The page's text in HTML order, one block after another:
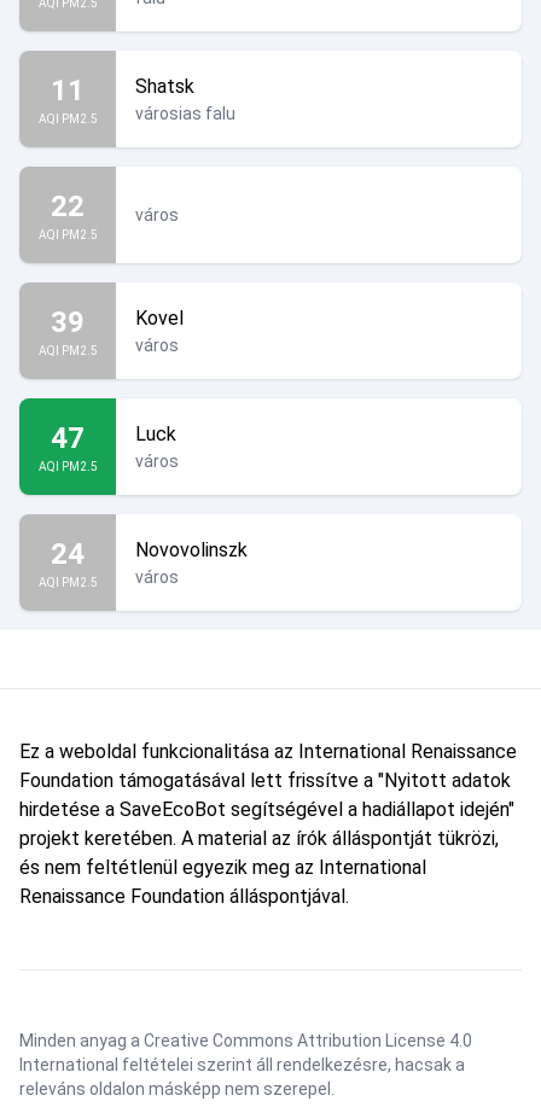
11
AQI PM2.5
Shatsk
városias falu
22
AQI PM2.5
város
39
AQI PM2.5
Kovel
város
47
AQI PM2.5
Luck
város
24
AQI PM2.5
Novovolinszk
város
Ez a weboldal funkcionalitása az International Renaissance
Foundation támogatásával lett frissítve a "Nyitott adatok
hirdetése a SaveEcoBot segítségével a hadiállapot idején"
projekt keretében. A material az írók álláspontját tükrözi,
és nem feltétlenül egyezik meg az International
Renaissance Foundation álláspontjával.
Minden anyag a Creative Commons Attribution License 4.0
International feltételei szerint áll rendelkezésre, hacsak a
releváns oldalon másképp nem szerepel.